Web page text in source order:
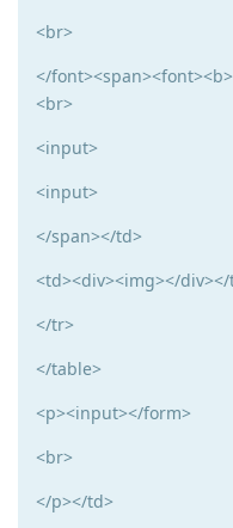
<br>
</
<br>
<input>
<input>
</span></td>
<td><div><img></
</tr>
</table>
<p><input></form>
<br>
</p></td>